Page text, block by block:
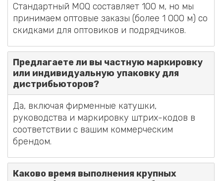
Стандартный MOQ составляет 100 м, но мы
принимаем оптовые заказы (более 1 000 м) со
скидками для оптовиков и подрядчиков.
Предлагаете ли вы частную маркировку
или индивидуальную упаковку для
дистрибьюторов?
Да, включая фирменные катушки,
руководства и маркировку штрих-кодов в
соответствии с вашим коммерческим
брендом.
Каково время выполнения крупных